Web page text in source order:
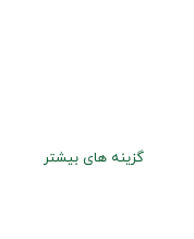
گزینه های بیشتر